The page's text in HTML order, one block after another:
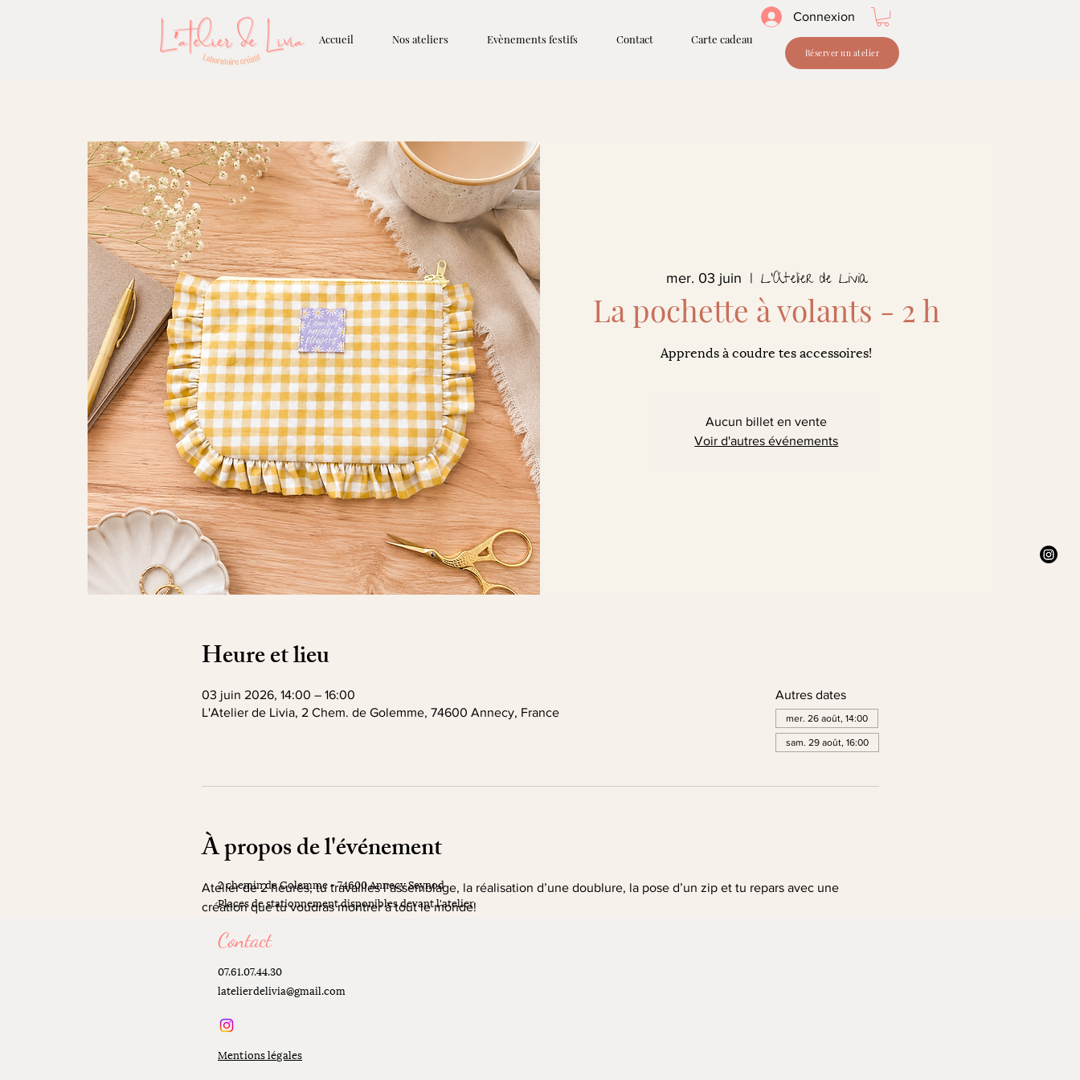
Connexion
Accueil
Nos ateliers Evènements festifs Contact Carte cadeau
Réserver un atelier
mer. 03 juin
  |
L'Atelier de Livia
La pochette à volants - 2 h
Apprends à coudre tes accessoires!
Aucun billet en vente
Voir d'autres événements
Heure et lieu
03 juin 2026, 14:00 – 16:00
L'Atelier de Livia, 2 Chem. de Golemme, 74600 Annecy, France
Autres dates
mer. 26 août, 14:00
sam. 29 août, 16:00
À propos de l'événement
Atelier de 2 heures, tu travailles l’assemblage, la réalisation d’une doublure, la pose d’un zip et tu repars avec une
création que tu voudras montrer à tout le monde!
Places de stationnement disponibles devant l'atelier
Contact
07.61.07.44.30
latelierdelivia@gmail.com
Mentions légales
2 chemin de Golemme - 74600 Annecy Seynod